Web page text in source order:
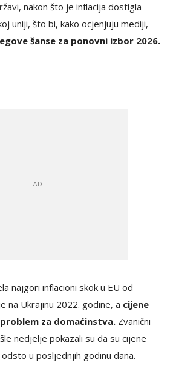
nakon što je inflacija dostigla
uniji, što bi, kako ocjenjuju mediji,
šanse za ponovni izbor 2026.
najgori inflacioni skok u EU od
na Ukrajinu 2022. godine, a cijene
za domaćinstva. Zvanični
nedjelje pokazali su da su cijene
u posljednjih godinu dana.